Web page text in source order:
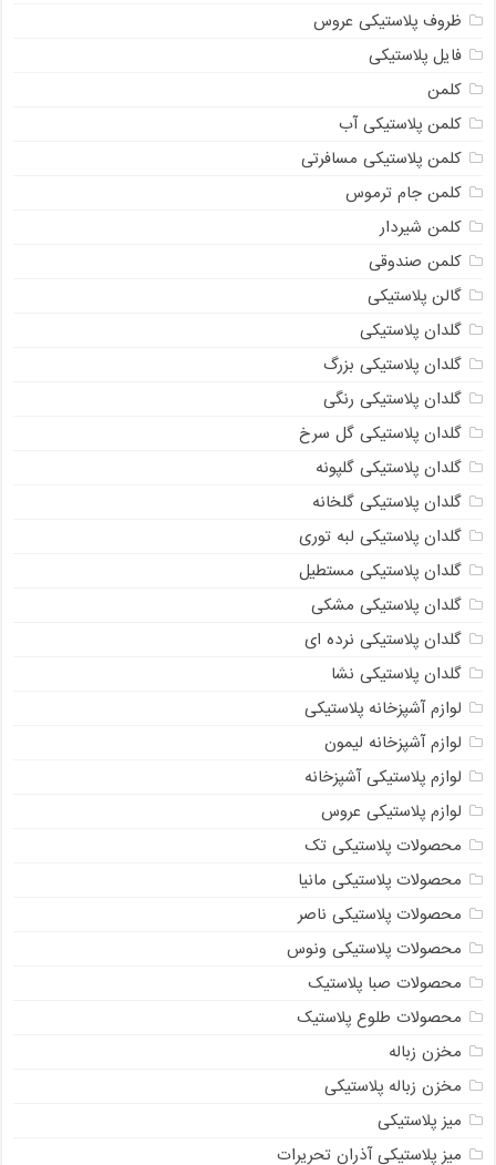
ظروف پلاستیکی عروس
فایل پلاستیکی
کلمن
کلمن پلاستیکی آب
کلمن پلاستیکی مسافرتی
کلمن جام ترموس
کلمن شیردار
کلمن صندوقی
گالن پلاستیکی
گلدان پلاستیکی
گلدان پلاستیکی بزرگ
گلدان پلاستیکی رنگی
گلدان پلاستیکی گل سرخ
گلدان پلاستیکی گلپونه
گلدان پلاستیکی گلخانه
گلدان پلاستیکی لبه توری
گلدان پلاستیکی مستطیل
گلدان پلاستیکی مشکی
گلدان پلاستیکی نرده ای
گلدان پلاستیکی نشا
لوازم آشپزخانه پلاستیکی
لوازم آشپزخانه لیمون
لوازم پلاستیکی آشپزخانه
لوازم پلاستیکی عروس
محصولات پلاستیکی تک
محصولات پلاستیکی مانیا
محصولات پلاستیکی ناصر
محصولات پلاستیکی ونوس
محصولات صبا پلاستیک
محصولات طلوع پلاستیک
مخزن زباله
مخزن زباله پلاستیکی
میز پلاستیکی
میز پلاستیکی آذران تحریرات